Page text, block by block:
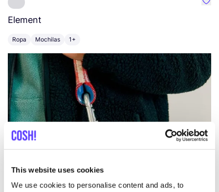
This website uses cookies
We use cookies to personalise content and ads, to
Element
Ropa Mochilas 1+